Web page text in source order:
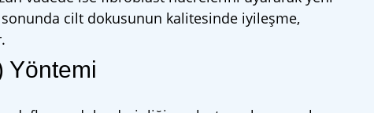
cilt dokusunun kalitesinde iyileşme,
Yöntemi